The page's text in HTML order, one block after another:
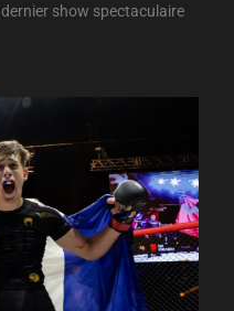
show spectaculaire